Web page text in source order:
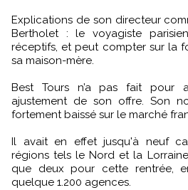
Explications de son directeur
Bertholet : le voyagiste
réceptifs, et peut compter sur la
sa maison-mère.
Best Tours n’a pas fait pour
ajustement de son offre. Son
fortement baissé sur le marché
Il avait en effet jusqu'à neuf
régions tels le Nord et la
que deux pour cette rentrée,
quelque 1.200 agences.